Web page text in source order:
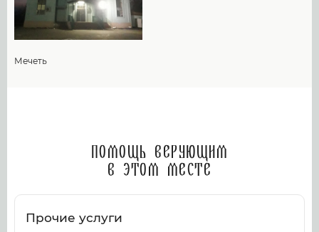
Мечеть
Помощь верующим
в этом месте
Прочие услуги